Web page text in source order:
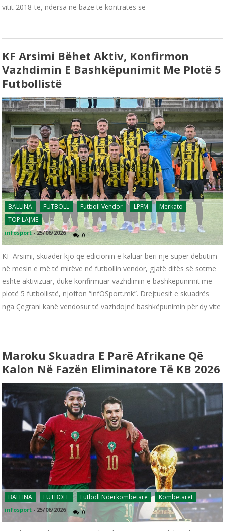
vitit 2018-të, ndërsa në bazë të kontratës së
KF Arsimi Bëhet Aktiv, Konfirmon
Vazhdimin E Bashkëpunimit Me Plotë 5
Futbollistë
BALLINA FUTBOLL Futboll Vendor LPFM
Merkato
TOP LAJME
infosport -25/06/2026 0
KF Arsimi, skuadër kjo që edicionin e kaluar bëri një super debutim
në mesin e më të mirëve në futbollin vendor, gjatë ditës së sotme
është aktivizuar, duke konfirmuar vazhdimin e bashkëpunimit me
plotë 5 futbollistë, njofton “infOSport.mk”. Drejtuesit e skuadrës
nga Çegrani kanë vendosur të vazhdojnë bashkëpunimin për dy vite
Maroku Skuadra E Parë Afrikane Që
Kalon Në Fazën Eliminatore Të KB 2026
BALLINA FUTBOLL Futboll Ndërkombëtarë Kombëtaret
infosport - 25/06/2026 0